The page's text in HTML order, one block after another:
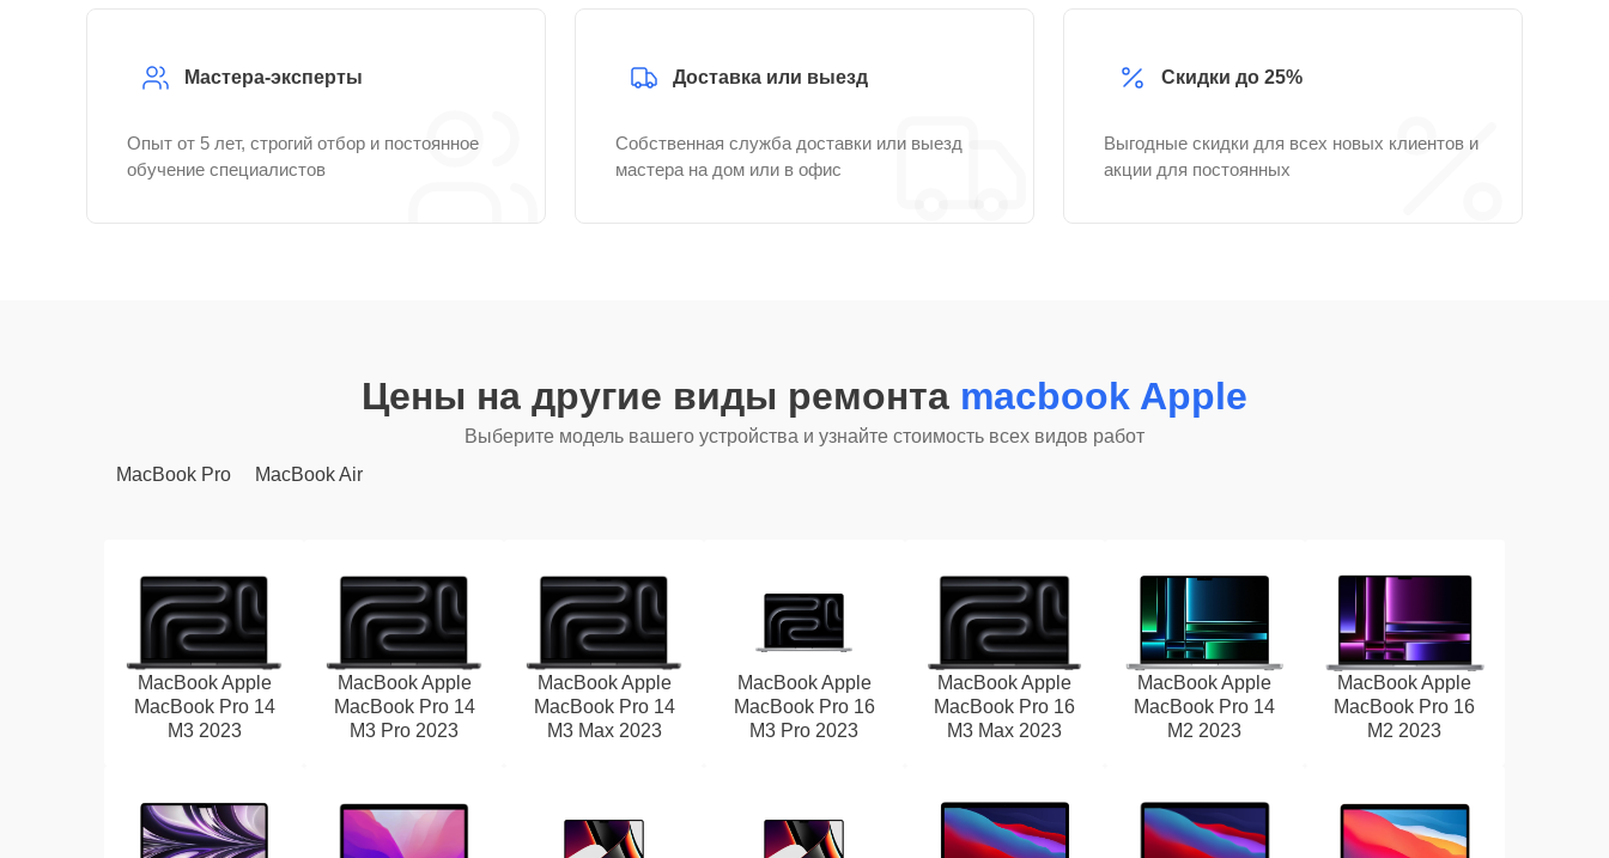
Мастера-эксперты
Опыт от 5 лет, строгий отбор и постоянное
обучение специалистов
Доставка или выезд
Собственная служба доставки или выезд
мастера на дом или в офис
Скидки до 25%
Выгодные скидки для всех новых клиентов и
акции для постоянных
Цены на другие виды ремонта macbook Apple
Выберите модель вашего устройства и узнайте стоимость всех видов работ
MacBook Pro
MacBook Air
MacBook Apple
MacBook Pro 14
M3 2023
MacBook Apple
MacBook Pro 14
M3 Pro 2023
MacBook Apple
MacBook Pro 14
M3 Max 2023
MacBook Apple
MacBook Pro 16
M3 Pro 2023
MacBook Apple
MacBook Pro 16
M3 Max 2023
MacBook Apple
MacBook Pro 14
M2 2023
MacBook Apple
MacBook Pro 16
M2 2023